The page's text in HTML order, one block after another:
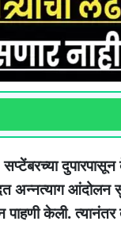
बेमुदत अन्नत्याग
केली. त्यानंतर